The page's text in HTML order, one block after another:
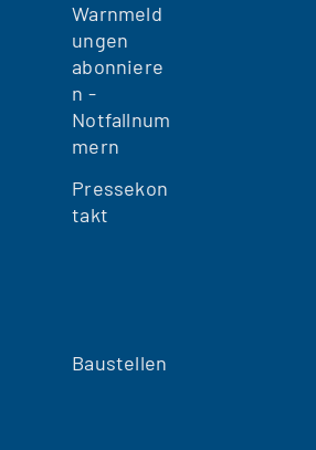
Warnmeld
ungen
abonniere
n -
Notfallnum
mern
Pressekon
takt
Baustellen